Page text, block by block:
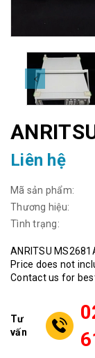
Liên hệ
Mã sản phẩm:
Thương hiệu:
Tình trạng:
ANRITSU
Price does not
Contact us for
Tư
vấn